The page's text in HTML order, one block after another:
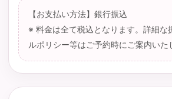
【お支払い方法】銀行振込
※ 料金は全て税込となります。詳細な
ルポリシー等はご予約時にご案内いた